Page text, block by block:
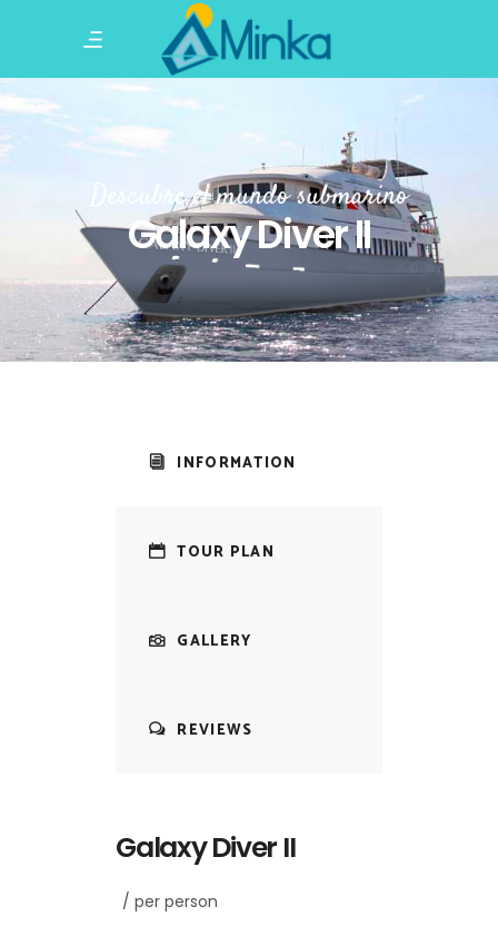
Descubre el mundo submarino
Galaxy Diver II
INFORMATION
TOUR PLAN
GALLERY
REVIEWS
Galaxy Diver II
/ per person